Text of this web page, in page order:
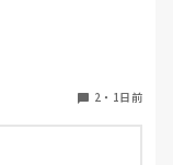
2 ・ 1日前